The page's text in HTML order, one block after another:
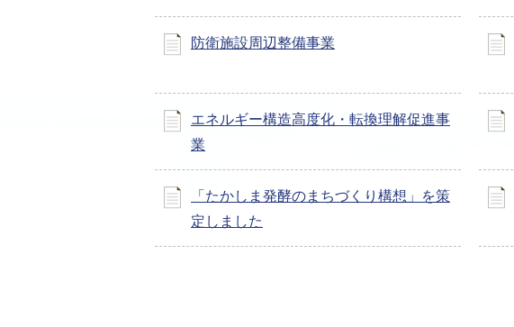
防衛施設周辺整備事業
エネルギー構造高度化・転換理解促進事
業
「たかしま発酵のまちづくり構想」を策
定しました